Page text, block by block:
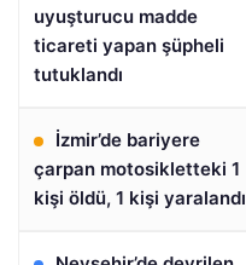
uyuşturucu madde
ticareti yapan şüpheli
tutuklandı
İzmir’de bariyere
çarpan motosikletteki 1
kişi öldü, 1 kişi yaralandı